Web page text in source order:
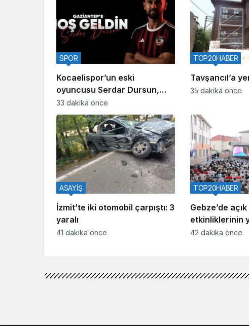
Kocaelispor’un eski
oyuncusu Serdar Dursun,
Gaziantep FK’da
SPOR
33 dakika önce
Tavşancıl’a
TOP20HABER
35 dakika önce
İzmit’te iki otomobil çarpıştı: 3
yaralı
ASAYİŞ
41 dakika önce
Gebze’de
etkinliklerinin
oldu
TOP20HABER
42 dakika önce